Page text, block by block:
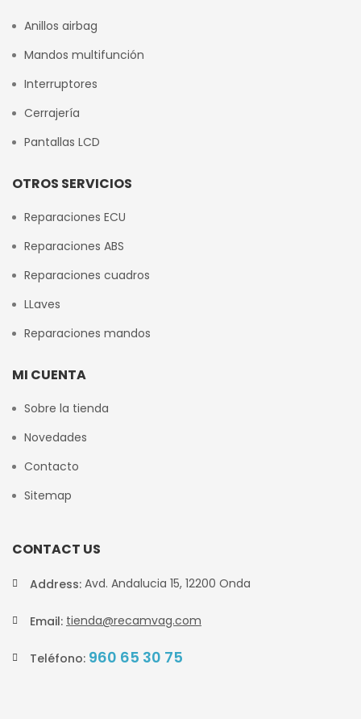
Anillos airbag
Mandos multifunción
Interruptores
Cerrajería
Pantallas LCD
OTROS SERVICIOS
Reparaciones ECU
Reparaciones ABS
Reparaciones cuadros
LLaves
Reparaciones mandos
MI CUENTA
Sobre la tienda
Novedades
Contacto
Sitemap
CONTACT US
Address: Avd. Andalucia 15, 12200 Onda
Email: tienda@recamvag.com
Teléfono: 960 65 30 75